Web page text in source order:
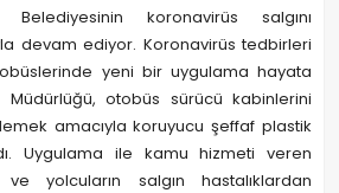
Belediyesinin koronavirüs salgını
devam ediyor. Koronavirüs tedbirleri
yeni bir uygulama hayata
Müdürlüğü, otobüs sürücü kabinlerini
amacıyla koruyucu şeffaf plastik
Uygulama ile kamu hizmeti veren
yolcuların salgın hastalıklardan